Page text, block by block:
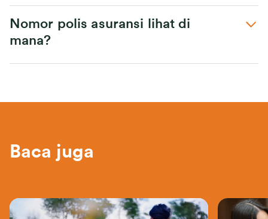
Nomor polis asuransi lihat di
mana?
Baca juga